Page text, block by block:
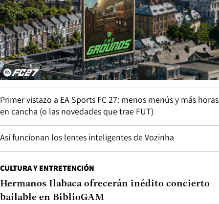
Primer vistazo a EA Sports FC 27: menos menús y más horas
en cancha (o las novedades que trae FUT)
Así funcionan los lentes inteligentes de Vozinha
CULTURA Y ENTRETENCIÓN
Hermanos Ilabaca ofrecerán inédito concierto
bailable en BiblioGAM